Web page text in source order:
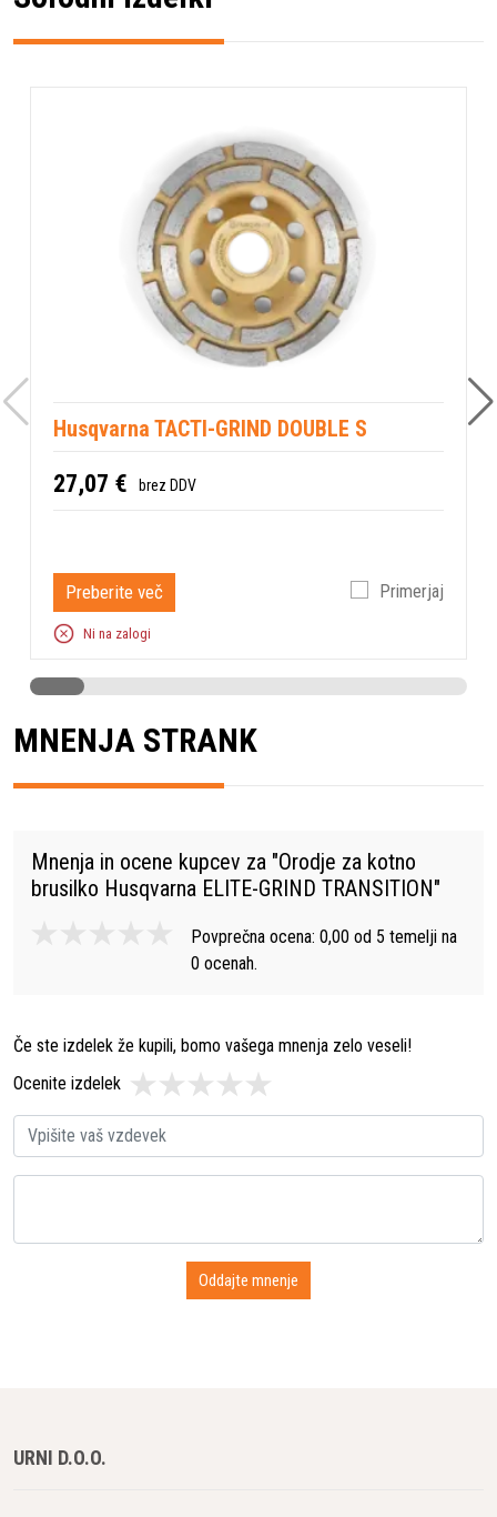
Husqvarna TACTI-GRIND DOUBLE S
27,07 € brez DDV
Preberite več Primerjaj
Ni na zalogi
MNENJA STRANK
Mnenja in ocene kupcev za "Orodje za kotno
brusilko Husqvarna ELITE-GRIND TRANSITION"
Povprečna ocena: 0,00 od 5 temelji na
0 ocenah.
Če ste izdelek že kupili, bomo vašega mnenja zelo veseli!
Ocenite izdelek
URNI D.O.O.